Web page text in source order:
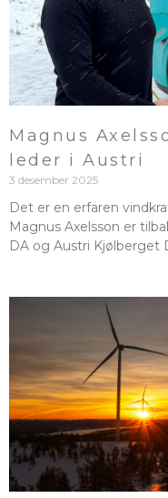
Magnus
leder i Austri
3 desember 2025
Det er en erfaren
Magnus Axelsson er
DA og Austri Kjølberget